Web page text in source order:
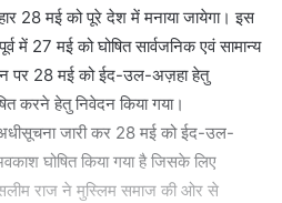
28 मई को पूरे देश में मनाया जायेगा। इस
में 27 मई को घोषित सार्वजनिक एवं सामान्य
पर 28 मई को ईद-उल-अज़हा हेतु
करने हेतु निवेदन किया गया।
अधीसूचना जारी कर 28 मई को ईद-उल-
घोषित किया गया है जिसके लिए
राज ने मुस्लिम समाज की ओर से